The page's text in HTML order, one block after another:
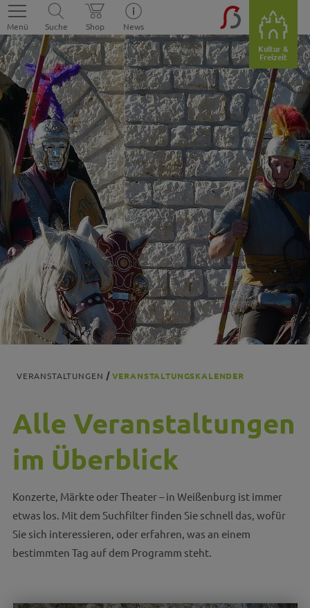
Menü Suche Shop
News
Kultur &
Freizeit
VERANSTALTUNGEN VERANSTALTUNGSKALENDER
Alle Veranstaltungen
im Überblick
Konzerte, Märkte oder Theater – in Weißenburg ist immer
etwas los. Mit dem Suchfilter finden Sie schnell das, wofür
Sie sich interessieren, oder erfahren, was an einem
bestimmten Tag auf dem Programm steht.